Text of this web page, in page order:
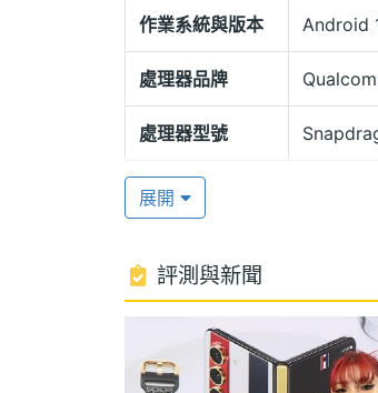
滿載的視覺感。打開高質
色轉軸低調卻又自信地向世
全新 Flex 水滴型轉軸
SAMSUNG Galaxy Z Fold5
展開收折時更加纖薄、平
模組採用雙軌結構，能有效
全面的保護。
Snapdragon 8 Gen 2 for
作業系統與版本 Android
處理器品牌
處理器型號
處理器時脈
圖形處理器 Adreno
RAM記憶體 12 GB
展開
評測與新聞